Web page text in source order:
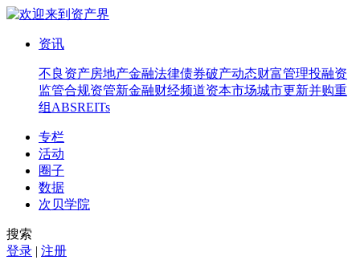
资讯
不良资产房地产金融法律债券破产动态财富管理投融资
监管合规资管新金融财经频道资本市场城市更新并购重
组 ABSREITs
专栏
活动
圈子
数据
次贝学院
搜索
登录 | 注册